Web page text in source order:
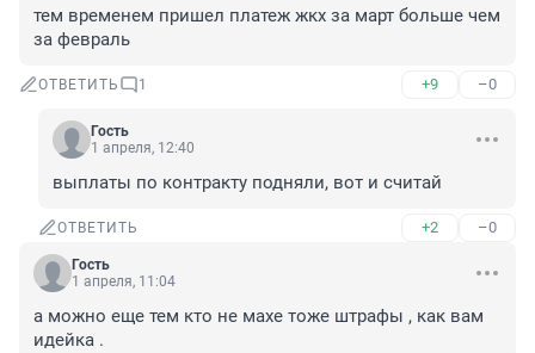
тем временем пришел платеж жкх за март больше чем
за февраль
ОТВЕТИТЬ 1 +9 –0
Гость
1 апреля, 12:40
выплаты по контракту подняли, вот и считай
ОТВЕТИТЬ +2 –0
Гость
1 апреля, 11:04
а можно еще тем кто не махе тоже штрафы , как вам
идейка .